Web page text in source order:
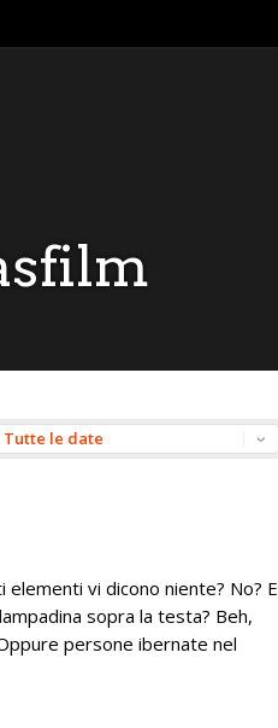
vi dicono niente? No? E
sopra la testa? Beh,
persone ibernate nel